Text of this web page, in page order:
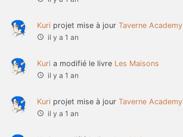
Kuri projet mise à jour Taverne Academy
il y a 1 an
Kuri a modifié le livre Les Maisons
il y a 1 an
Kuri projet mise à jour Taverne Academy
il y a 1 an